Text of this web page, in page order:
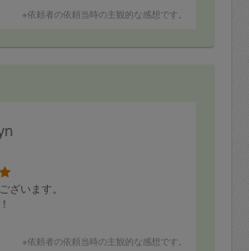
菜拒否反応を示す2歳児もこれならパ
した！
※依頼者の依頼当時の主観的な感想です。
ざいます。
※依頼者の依頼当時の主観的な感想です。